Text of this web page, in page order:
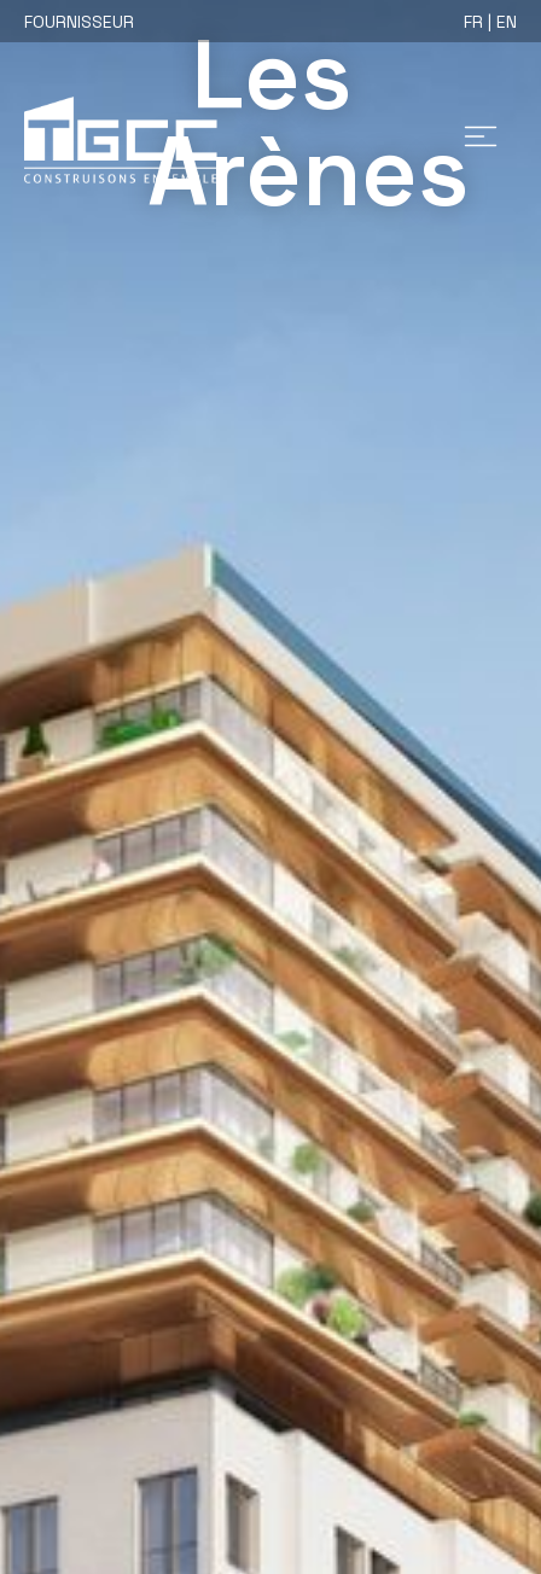
FOURNISSEUR FR | EN
Les
Arènes